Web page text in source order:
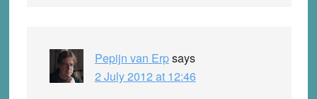
Pepijn van Erpsays
2 July 2012 at 12:46